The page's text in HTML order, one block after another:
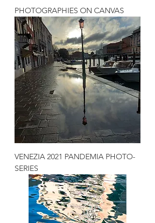
PHOTOGRAPHIES ON CANVAS
VENEZIA 2021 PANDEMIA PHOTO-
SERIES